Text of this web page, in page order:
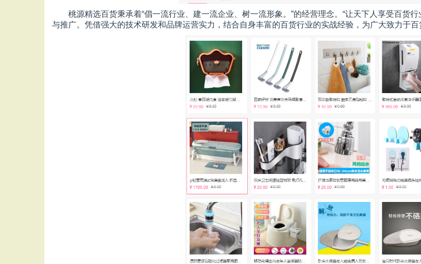
桃源精选百货秉承着“倡一流行业、建一流企业、树一流形象。”的经营理念。“让天下人享受百货
与推广。凭借强大的技术研发和品牌运营实力，结合自身丰富的百货行业的实战经验，为广大致力于